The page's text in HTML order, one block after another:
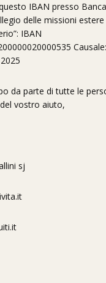
IBAN presso
delle missioni estere
IBAN
da parte di tutte le
vostro aiuto,
sj